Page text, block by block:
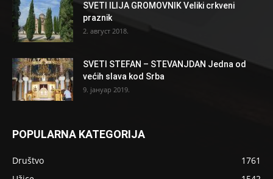
SVETI ILIJA GROMOVNIK Veliki crkveni
praznik
2. август 2018.
SVETI STEFAN – STEVANJDAN Jedna od
većih slava kod Srba
9. јануар 2019.
POPULARNA KATEGORIJA
Društvo
1761